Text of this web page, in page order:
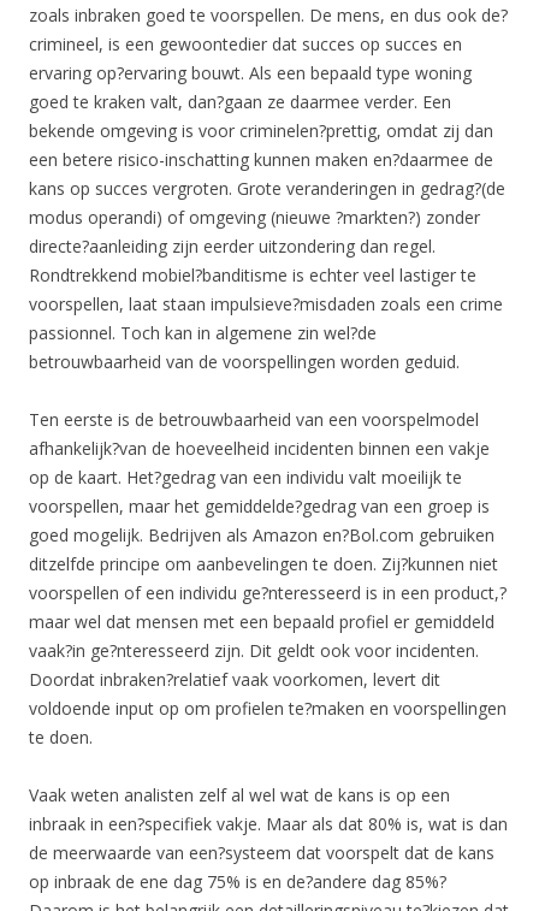
zoals inbraken goed te voorspellen. De mens, en dus ook de?
crimineel, is een gewoontedier dat succes op succes en
ervaring op?ervaring bouwt. Als een bepaald type woning
goed te kraken valt, dan?gaan ze daarmee verder. Een
bekende omgeving is voor criminelen?prettig, omdat zij dan
een betere risico-inschatting kunnen maken en?daarmee de
kans op succes vergroten. Grote veranderingen in gedrag?(de
modus operandi) of omgeving (nieuwe ?markten?) zonder
directe?aanleiding zijn eerder uitzondering dan regel.
Rondtrekkend mobiel?banditisme is echter veel lastiger te
voorspellen, laat staan impulsieve?misdaden zoals een crime
passionnel. Toch kan in algemene zin wel?de
betrouwbaarheid van de voorspellingen worden geduid.
Ten eerste is de betrouwbaarheid van een voorspelmodel
afhankelijk?van de hoeveelheid incidenten binnen een vakje
op de kaart. Het?gedrag van een individu valt moeilijk te
voorspellen, maar het gemiddelde?gedrag van een groep is
goed mogelijk. Bedrijven als Amazon en?Bol.com gebruiken
ditzelfde principe om aanbevelingen te doen. Zij?kunnen niet
voorspellen of een individu ge?nteresseerd is in een product,?
maar wel dat mensen met een bepaald profiel er gemiddeld
vaak?in ge?nteresseerd zijn. Dit geldt ook voor incidenten.
Doordat inbraken?relatief vaak voorkomen, levert dit
voldoende input op om profielen te?maken en voorspellingen
te doen.
Vaak weten analisten zelf al wel wat de kans is op een
inbraak in een?specifiek vakje. Maar als dat 80% is, wat is dan
de meerwaarde van een?systeem dat voorspelt dat de kans
op inbraak de ene dag 75% is en de?andere dag 85%?